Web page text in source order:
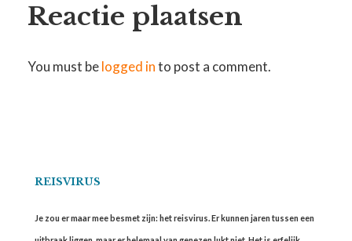
Reactie plaatsen
You must belogged into post a comment.
REISVIRUS
Je zou er maar mee besmet zijn: het reisvirus. Er kunnen jaren tussen een